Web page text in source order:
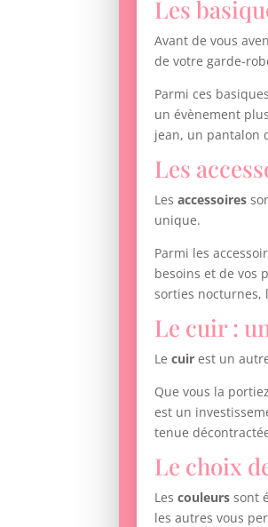
Les
Avant de vous
de votre garde-
Parmi ces
un évènement
jean, un pantalon
Les
Lesaccessoires
unique.
Parmi les
besoins et de vos
sorties nocturnes,
Le cuir :
Lecuir est un
Que vous la
est un
tenue
Le choix
Lescouleurs sont
les autres vous